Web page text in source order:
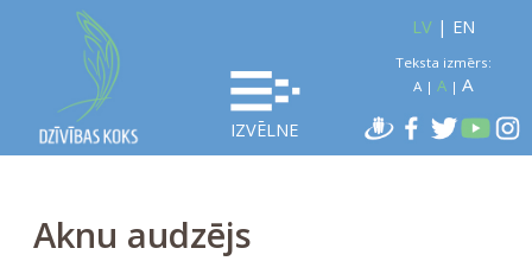
IZVĒLNE
LV| EN
Teksta izmērs:
A| A| A
Aknu audzējs